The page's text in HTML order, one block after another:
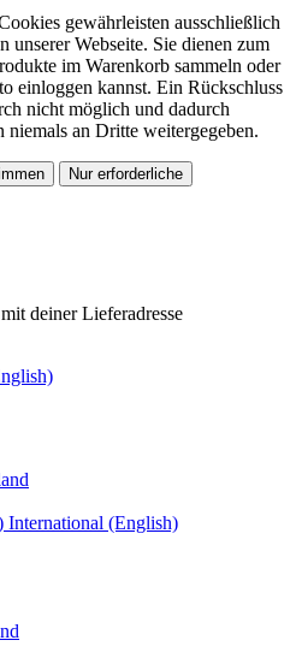
gewährleisten ausschließlich
unserer Webseite. Sie dienen zum
im Warenkorb sammeln oder
einloggen kannst. Ein Rückschluss
nicht möglich und dadurch
niemals an Dritte weitergegeben.
Nur erforderliche
deiner Lieferadresse
International (English)